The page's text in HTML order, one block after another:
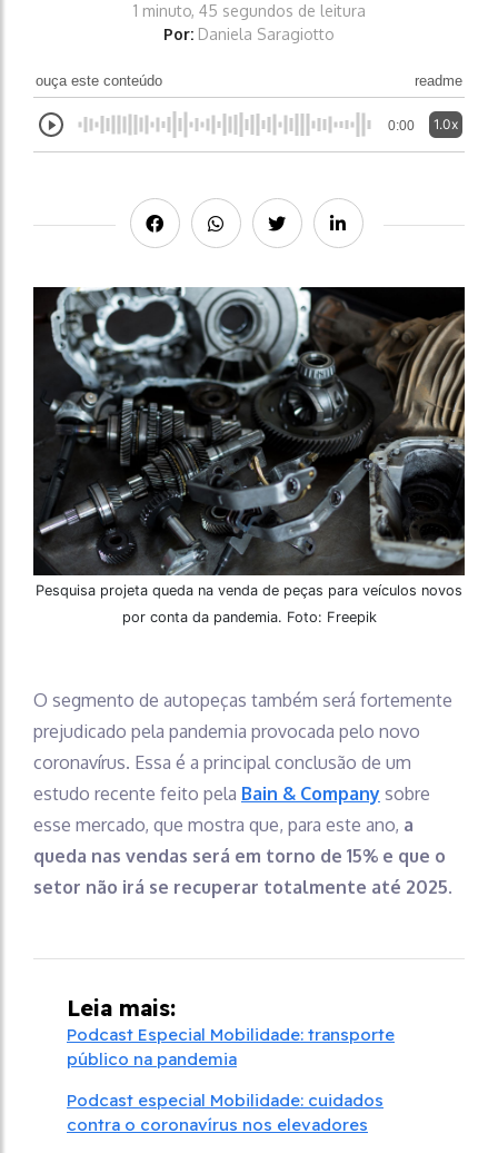
1 minuto, 45 segundos de leitura
Por: Daniela Saragiotto
ouça este conteúdo readme
0:00 1.0x
Pesquisa projeta queda na venda de peças para veículos novos
por conta da pandemia. Foto: Freepik
O segmento de autopeças também será fortemente
prejudicado pela pandemia provocada pelo novo
coronavírus. Essa é a principal conclusão de um
estudo recente feito pela Bain & Company sobre
esse mercado, que mostra que, para este ano, a
queda nas vendas será em torno de 15% e que o
setor não irá se recuperar totalmente até 2025.
Leia mais:
Podcast Especial Mobilidade: transporte
público na pandemia
Podcast especial Mobilidade: cuidados
contra o coronavírus nos elevadores